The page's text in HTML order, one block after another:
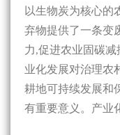
以生物炭为核心的
弃物提供了一条变
力,促进农业固碳
业化发展对治理农
耕地可持续发展和
有重要意义。产业